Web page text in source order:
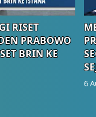
RISET
PRABOWO
BRIN KE
6